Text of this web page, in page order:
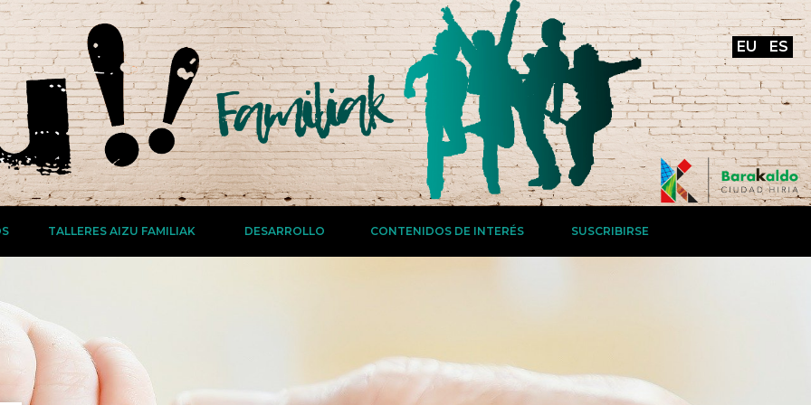
EU ES
TALLERES AIZU FAMILIAK DESARROLLO CONTENIDOS DE INTERÉS SUSCRIBIRSE